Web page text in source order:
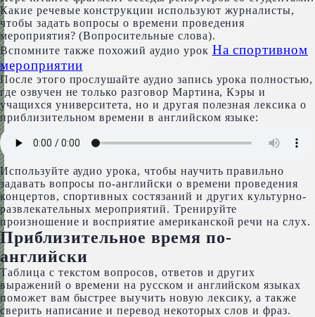
Какие речевые конструкции используют журналисты,
чтобы задать вопросы о времени проведения
мероприятия? (Вопросительные слова).
Вспомните также похожий аудио урок На спортивном
мероприятии
После этого прослушайте аудио запись урока полностью,
где озвучен не только разговор Мартина, Кэры и
учащихся университета, но и другая полезная лексика о
приблизительном времени в английском языке:
Используйте аудио урока, чтобы научить правильно
задавать вопросы по-английски о времени проведения
концертов, спортивных состязаний и других культурно-
развлекательных мероприятий. Тренируйте
произношение и восприятие американской речи на слух.
Приблизительное время по-
английски
Таблица с текстом вопросов, ответов и других
выражений о времени на русском и английском языках
поможет вам быстрее выучить новую лексику, а также
сверить написание и перевод некоторых слов и фраз.